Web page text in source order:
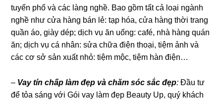
tuyến phố và các làng nghề. Bao gồm tất cả loại ngành
nghề như cửa hàng bán lẻ: tạp hóa, cửa hàng thời trang
quần áo, giày dép; dịch vụ ăn uống: café, nhà hàng quán
ăn; dịch vụ cá nhân: sửa chữa điện thoại, tiệm ảnh và
các cơ sở sản xuất nhỏ: tiệm mộc, tiệm hàn điện…
– Vay tín chấp làm đẹp và chăm sóc sắc đẹp:Đầu tư
để tỏa sáng với Gói vay làm đẹp Beauty Up, quý khách